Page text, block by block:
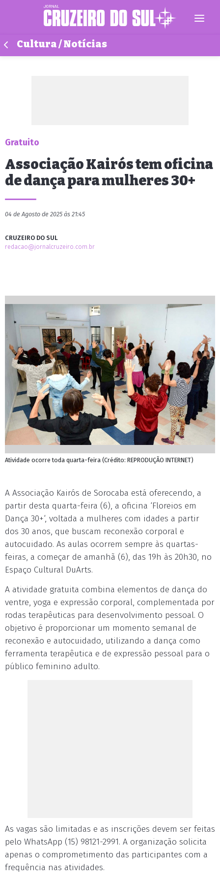
Cultura / Notícias
Gratuito
Associação Kairós tem oficina
de dança para mulheres 30+
04 de Agosto de 2025 às 21:45
CRUZEIRO DO SUL
redacao@jornalcruzeiro.com.br
Atividade ocorre toda quarta-feira (Crédito: REPRODUÇÃO INTERNET)
A Associação Kairós de Sorocaba está oferecendo, a
partir desta quarta-feira (6), a oficina ‘Floreios em
Dança 30+‘, voltada a mulheres com idades a partir
dos 30 anos, que buscam reconexão corporal e
autocuidado. As aulas ocorrem sempre às quartas-
feiras, a começar de amanhã (6), das 19h às 20h30, no
Espaço Cultural DuArts.
A atividade gratuita combina elementos de dança do
ventre, yoga e expressão corporal, complementada por
rodas terapêuticas para desenvolvimento pessoal. O
objetivo é proporcionar um momento semanal de
reconexão e autocuidado, utilizando a dança como
ferramenta terapêutica e de expressão pessoal para o
público feminino adulto.
As vagas são limitadas e as inscrições devem ser feitas
pelo WhatsApp (15) 98121-2991. A organização solicita
apenas o comprometimento das participantes com a
frequência nas atividades.